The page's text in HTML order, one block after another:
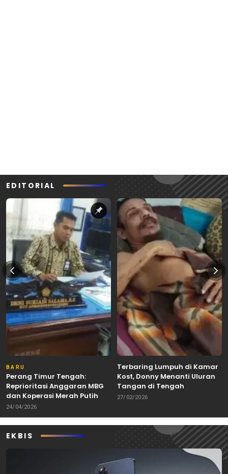
EDITORIAL
BARU
Perang Timur Tengah:
Reprioritasi Anggaran MBG
dan Koperasi Merah Putih
24/04/2026
Terbaring Lumpuh di Kamar
Kost, Donny Menanti Uluran
Tangan di Tengah
Keterbatasan
27/02/2026
EKBIS